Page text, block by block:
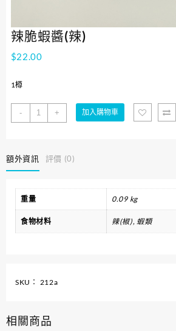
辣脆蝦醬(辣)
$22.00
1樽
-
脆
(辣)
數
+ 加入購物車
額外資訊 評價 (0)
重量 0.09 kg
食物材料 辣(椒), 蝦類
SKU： 212a
相關商品